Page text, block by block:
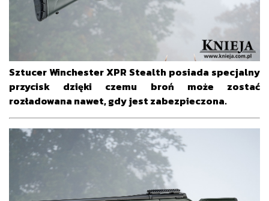
Sztucer Winchester XPR Stealth posiada specjalny
przycisk dzięki czemu broń może zostać
rozładowana nawet, gdy jest zabezpieczona.